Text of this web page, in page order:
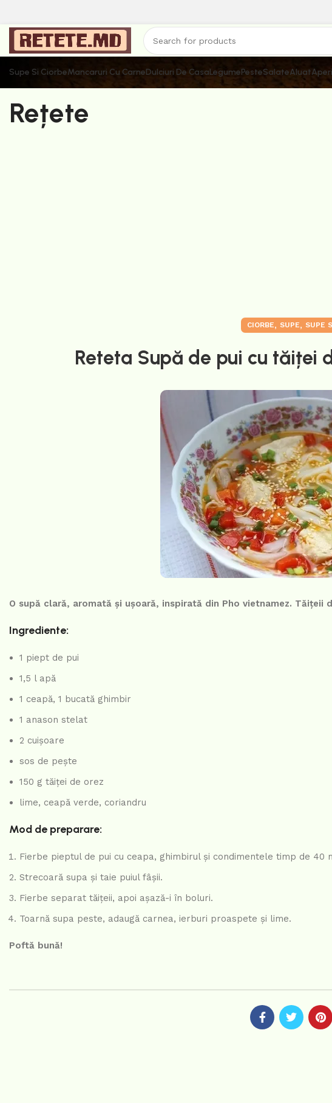
Supe Si CiorbeMancaruri Cu CarneDulciuri De CasaLegumePesteSalateAluat
Rețete
CIORBE, SUPE, SUPE
Reteta Supă de pui cu tăiței
O supă clară, aromată și ușoară, inspirată din Pho vietnamez.
Ingrediente:
1 piept de pui
1,5 l apă
1 ceapă, 1 bucată ghimbir
1 anason stelat
2 cuișoare
sos de pește
150 g tăiței de orez
lime, ceapă verde, coriandru
Mod de preparare:
Fierbe pieptul de pui cu ceapa, ghimbirul și condimentele timp de 40
Strecoară supa și taie puiul fâșii.
Fierbe separat tăițeii, apoi așază-i în boluri.
Toarnă supa peste, adaugă carnea, ierburi proaspete și lime.
Poftă bună!